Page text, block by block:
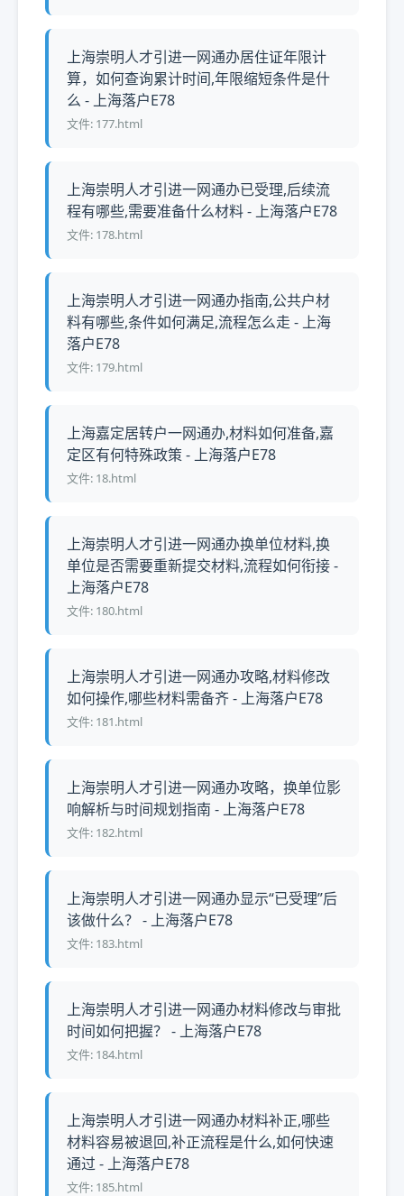
上海崇明人才引进一网通办居住证年限计
算，如何查询累计时间,年限缩短条件是什
么 - 上海落户E78
文件: 177.html
上海崇明人才引进一网通办已受理,后续流
程有哪些,需要准备什么材料 - 上海落户E78
文件: 178.html
上海崇明人才引进一网通办指南,公共户材
料有哪些,条件如何满足,流程怎么走 - 上海
落户E78
文件: 179.html
上海嘉定居转户一网通办,材料如何准备,嘉
定区有何特殊政策 - 上海落户E78
文件: 18.html
上海崇明人才引进一网通办换单位材料,换
单位是否需要重新提交材料,流程如何衔接 -
上海落户E78
文件: 180.html
上海崇明人才引进一网通办攻略,材料修改
如何操作,哪些材料需备齐 - 上海落户E78
文件: 181.html
上海崇明人才引进一网通办攻略，换单位影
响解析与时间规划指南 - 上海落户E78
文件: 182.html
上海崇明人才引进一网通办显示“已受理”后
该做什么？ - 上海落户E78
文件: 183.html
上海崇明人才引进一网通办材料修改与审批
时间如何把握？ - 上海落户E78
文件: 184.html
上海崇明人才引进一网通办材料补正,哪些
材料容易被退回,补正流程是什么,如何快速
通过 - 上海落户E78
文件: 185.html